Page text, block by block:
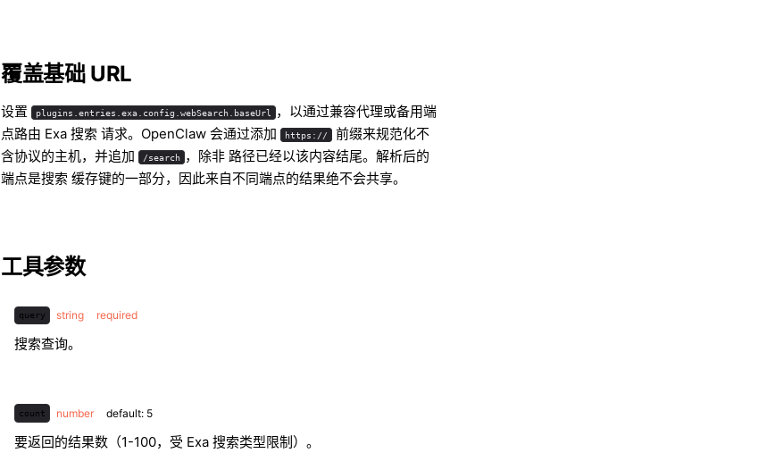
覆盖基础 URL
设置 plugins.entries.exa.config.webSearch.baseUrl ，以通过兼容代理或备用端
点路由 Exa 搜索 请求。OpenClaw 会通过添加
https:// 前缀来规范化不
含协议的主机，并追加
/search ，除非 路径已经以该内容结尾。解析后的
端点是搜索 缓存键的一部分，因此来自不同端点的结果绝不会共享。
工具参数
query string required
搜索查询。
count number default: 5
要返回的结果数（1-100，受 Exa 搜索类型限制）。